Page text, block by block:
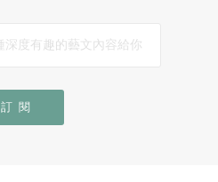
訂閱